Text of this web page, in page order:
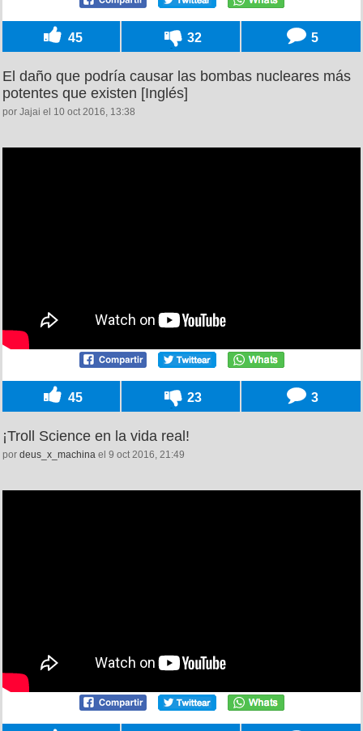
45 32 5
El daño que podría causar las bombas nucleares más
potentes que existen [Inglés]
por Jajai el 10 oct 2016, 13:38
45 23 3
¡Troll Science en la vida real!
por deus_x_machina el 9 oct 2016, 21:49